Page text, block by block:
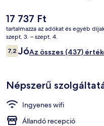
A
jelenlegi
ár
17 737 Ft
17 737 Ft
tartalmazza az adókat és egyéb
szept. 3. – szept. 4.
Értékelések
7,27,2 ennyiből: 10
JóAz összes (437)
Népszerű
Ingyenes wifi
Állandó recepció